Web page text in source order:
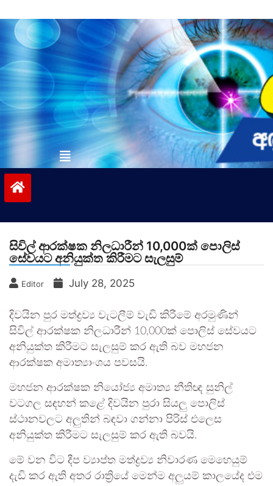
to
contentvinivida.lk
සිවිල් ආරක්ෂක නිලධාරීන් 10,000ක් පොලිස්
සේවයට අනියුක්ත කිරීමට සැලසුම්
Editor July 28, 2025
දිවයින පුර මත්ද්‍රව්‍ය වැටලීම් වැඩි කිරීමේ අරමුණින්
සිවිල් ආරක්ෂක නිලධාරීන් 10,000ක් පොලිස් සේවයට
අනියුක්ත කිරීමට සැලසුම් කර ඇති බව මහජන
ආරක්ෂක අමාත්‍යාංශය පවසයි.
මහජන ආරක්ෂක නියෝජ්‍ය අමාත්‍ය නීතිඥ සුනිල්
වටගල සඳහන් කළේ දිවයින පුරා සියලු පොලිස්
ස්ථානවලට අලුතින් බඳවා ගන්නා පිරිස් එලෙස
අනියුක්ත කිරීමට සැලසුම් කර ඇති බවයි.
මේ වන විට දීප ව්‍යාප්ත මත්ද්‍රව්‍ය නිවාරණ මෙහෙයුම්
දැඩි කර ඇති අතර රාත්‍රියේ මෙන්ම අලුයම් කාලයේද එම